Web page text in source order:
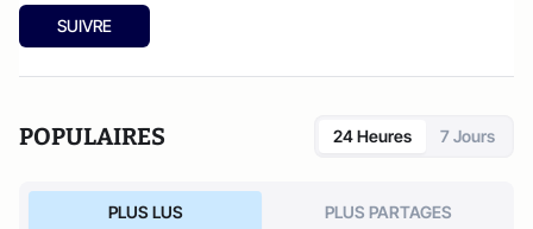
SUIVRE
POPULAIRES 24 Heures 7 Jours
PLUS LUS PLUS PARTAGES